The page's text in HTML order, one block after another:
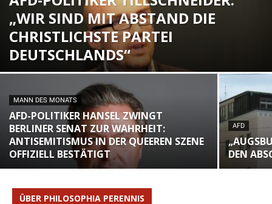
„WIR SIND MIT ABSTAND DIE
CHRISTLICHSTE PARTEI
DEUTSCHLANDS“
MANN DES MONATS
AFD-POLITIKER HANSEL ZWINGT
BERLINER SENAT ZUR WAHRHEIT:
ANTISEMITISMUS IN DER QUEEREN SZENE
OFFIZIELL BESTÄTIGT
AFD
DEN
ÜBER PHILOSOPHIA PERENNIS